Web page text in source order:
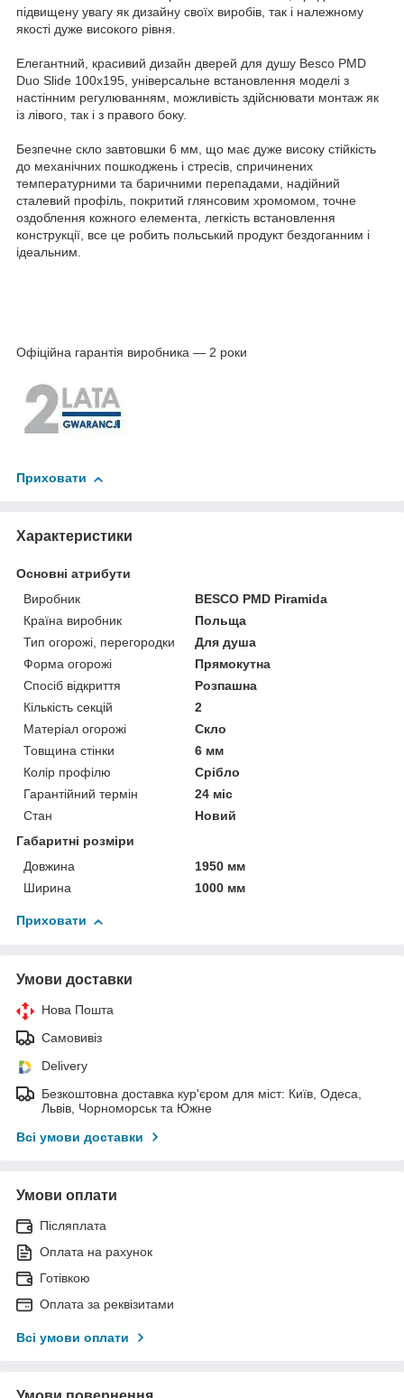
підвищену увагу як дизайну своїх виробів, так і належному
якості дуже високого рівня.
Елегантний, красивий дизайн дверей для душу Besco PMD
Duo Slide 100x195, універсальне встановлення моделі з
настінним регулюванням, можливість здійснювати монтаж як
із лівого, так і з правого боку.
Безпечне скло завтовшки 6 мм, що має дуже високу стійкість
до механічних пошкоджень і стресів, спричинених
температурними та баричними перепадами, надійний
сталевий профіль, покритий глянсовим хромомом, точне
оздоблення кожного елемента, легкість встановлення
конструкції, все це робить польський продукт бездоганним і
ідеальним.
Офіційна гарантія виробника — 2 роки
Приховати
Характеристики
Основні атрибути
Виробник
BESCO PMD Piramida
Країна виробник
Польща
Тип огорожі, перегородки
Для душа
Форма огорожі
Прямокутна
Спосіб відкриття
Розпашна
Кількість секцій
2
Матеріал огорожі
Скло
Товщина стінки
6 мм
Колір профілю
Срібло
Гарантійний термін
24 міс
Стан
Новий
Габаритні розміри
Довжина
1950 мм
Ширина
1000 мм
Приховати
Умови доставки
Нова Пошта
Самовивіз
Delivery
Безкоштовна доставка кур'єром для міст: Київ, Одеса,
Львів, Чорноморськ та Южне
Всі умови доставки
Умови оплати
Післяплата
Оплата на рахунок
Готівкою
Оплата за реквізитами
Всі умови оплати